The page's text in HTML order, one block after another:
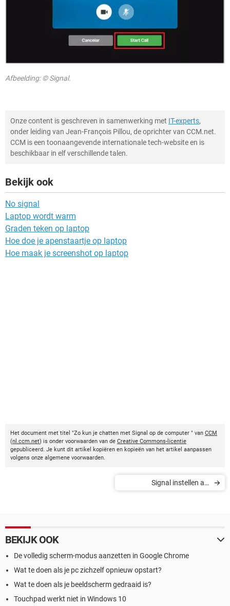
Afbeelding: © Signal.
Onze content is geschreven in samenwerking met IT-experts,
onder leiding van Jean-François Pillou, de oprichter van CCM.net.
CCM is een toonaangevende internationale tech-website en is
beschikbaar in elf verschillende talen.
Bekijk ook
No signal
Laptop wordt warm
Graden teken op laptop
Hoe doe je apenstaartje op laptop
Hoe maak je screenshot op laptop
Het document met titel "Zo kun je chatten met Signal op de computer " van CCM
(nl.ccm.net) is onder voorwaarden van de Creative Commons-licentie
gepubliceerd. Je kunt dit artikel kopiëren en kopieën van het artikel aanpassen
volgens onze algemene voorwaarden.
Signal instellen als
BEKIJK OOK
De volledig scherm-modus aanzetten in Google Chrome
Wat te doen als je pc zichzelf opnieuw opstart?
Wat te doen als je beeldscherm gedraaid is?
Touchpad werkt niet in Windows 10